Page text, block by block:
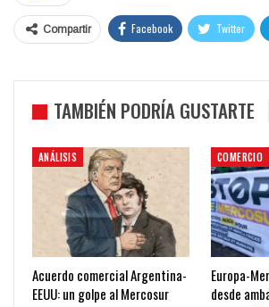
Compartir Facebook Twitter
TAMBIÉN PODRÍA GUSTARTE
ANÁLISIS
Acuerdo comercial Argentina-
EEUU: un golpe al Mercosur
COMERCIO
Europa-
desde